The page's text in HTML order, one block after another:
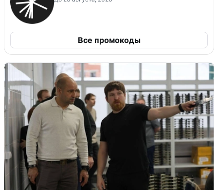
Все промокоды